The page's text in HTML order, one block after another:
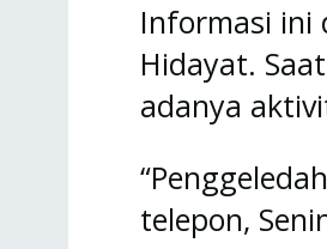
Informasi ini
Hidayat.
adanya
telepon,